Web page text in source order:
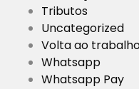
Tributos
Uncategorized
Volta ao
Whatsapp
Whatsapp Pay